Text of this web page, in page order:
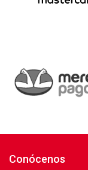
Conócenos